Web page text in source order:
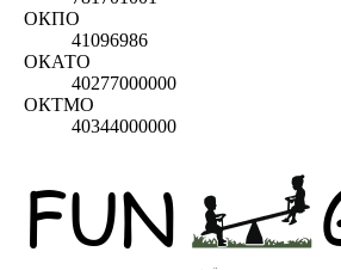
ОКПО
41096986
ОКАТО
40277000000
ОКТМО
40344000000